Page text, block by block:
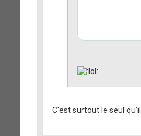
C'est surtout le seul